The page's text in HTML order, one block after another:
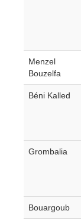
Menzel
Bouzelfa
Béni Kalled
Grombalia
Bouargoub